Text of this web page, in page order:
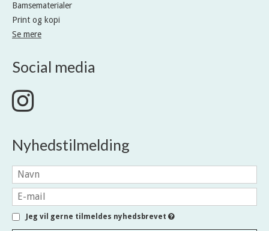
Bamsematerialer
Print og kopi
Se mere
Social media
Nyhedstilmelding
Jeg vil gerne tilmeldes nyhedsbrevet